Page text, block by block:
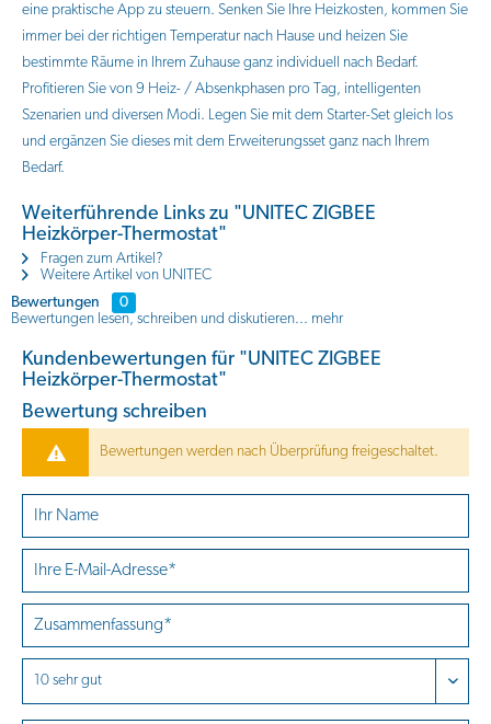
eine praktische App zu steuern. Senken Sie Ihre Heizkosten, kommen Sie
immer bei der richtigen Temperatur nach Hause und heizen Sie
bestimmte Räume in Ihrem Zuhause ganz individuell nach Bedarf.
Profitieren Sie von 9 Heiz- / Absenkphasen pro Tag, intelligenten
Szenarien und diversen Modi. Legen Sie mit dem Starter-Set gleich los
und ergänzen Sie dieses mit dem Erweiterungsset ganz nach Ihrem
Bedarf.
Weiterführende Links zu "UNITEC ZIGBEE
Heizkörper-Thermostat"
Fragen zum Artikel?
Weitere Artikel von UNITEC
Bewertungen
0
Bewertungen lesen, schreiben und diskutieren... mehr
Kundenbewertungen für "UNITEC ZIGBEE
Heizkörper-Thermostat"
Bewertung schreiben
Bewertungen werden nach Überprüfung freigeschaltet.